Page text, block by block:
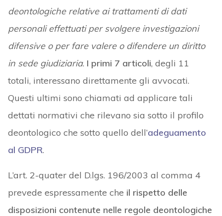
deontologiche relative ai trattamenti di dati
personali effettuati per svolgere investigazioni
difensive o per fare valere o difendere un diritto
in sede giudiziaria. I primi 7 articoli, degli 11
totali, interessano direttamente gli avvocati.
Questi ultimi sono chiamati ad applicare tali
dettati normativi che rilevano sia sotto il profilo
deontologico che sotto quello dell’adeguamento
al GDPR.
L’art. 2-quater del D.lgs. 196/2003 al comma 4
prevede espressamente che il rispetto delle
disposizioni contenute nelle regole deontologiche